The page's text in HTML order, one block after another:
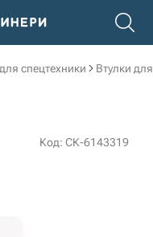
спецтехники Втулки
Код: СК-6143319